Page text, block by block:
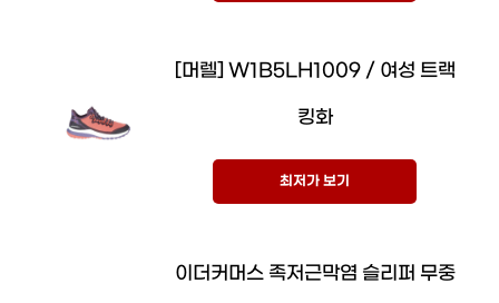
[머렐] W1B5LH1009 / 여성 트랙
킹화
최저가 보기
이더커머스 족저근막염 슬리퍼 무중